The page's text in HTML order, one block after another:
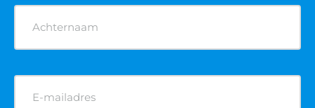
E-
mailadres
(Vereist)